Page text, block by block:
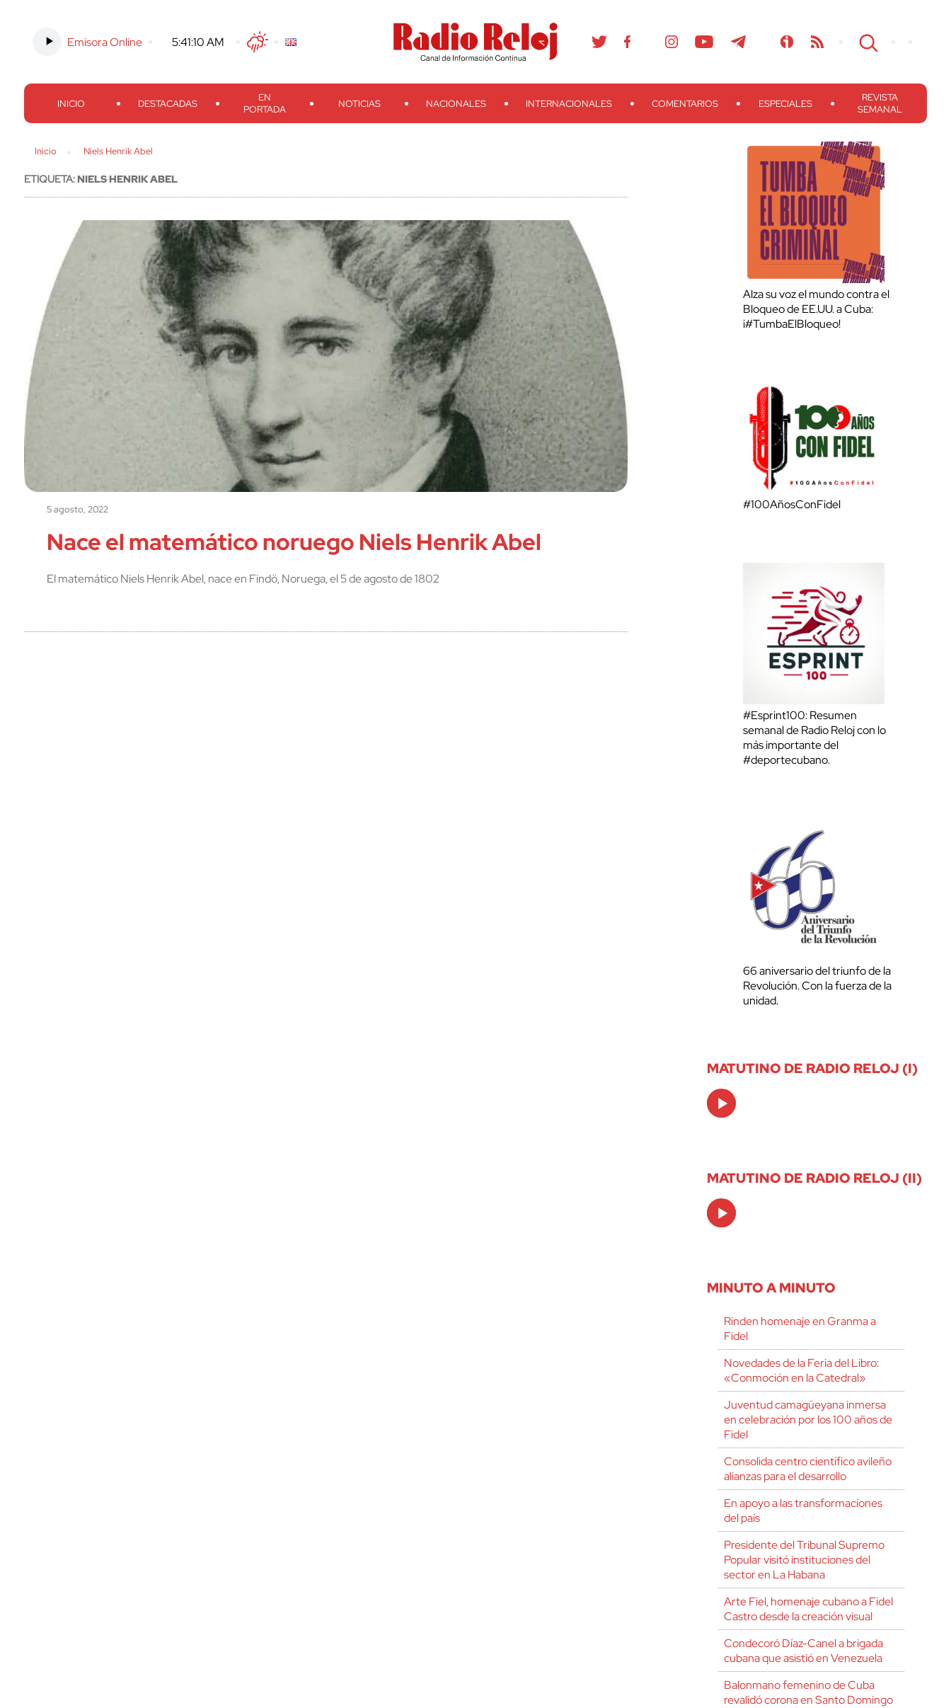
Emisora Online -5:41:11 AM TwitterFacebook
Threads
Instagram TelegramTeveo Ivoox RSS Search
INICIO DESTACADAS
EN
PORTADA
NOTICIAS NACIONALES INTERNACIONALES COMENTARIOS ESPECIALES
REVISTA
SEMANAL
Inicio Niels Henrik Abel
ETIQUETA:NIELS HENRIK ABEL
5 agosto, 2022
Nace el matemático noruego Niels Henrik Abel
El matemático Niels Henrik Abel, nace en Findö, Noruega, el 5 de agosto de 1802
Alza su voz el mundo contra el
Bloqueo de EE.UU. a Cuba:
¡#TumbaElBloqueo!
#100AñosConFidel
#Esprint100: Resumen
semanal de Radio Reloj con lo
más importante del
#deportecubano.
66 aniversario del triunfo de la
Revolución. Con la fuerza de la
unidad.
MATUTINO DE RADIO RELOJ (I)
Audio
Player
MATUTINO DE RADIO RELOJ (II)
Audio
Player
MINUTO A MINUTO
Rinden homenaje en Granma a
Fidel
Novedades de la Feria del Libro:
«Conmoción en la Catedral»
Juventud camagüeyana inmersa
en celebración por los 100 años de
Fidel
Consolida centro científico avileño
alianzas para el desarrollo
En apoyo a las transformaciones
del país
Presidente del Tribunal Supremo
Popular visitó instituciones del
sector en La Habana
Arte Fiel, homenaje cubano a Fidel
Castro desde la creación visual
Condecoró Díaz-Canel a brigada
cubana que asistió en Venezuela
Balonmano femenino de Cuba
revalidó corona en Santo Domingo